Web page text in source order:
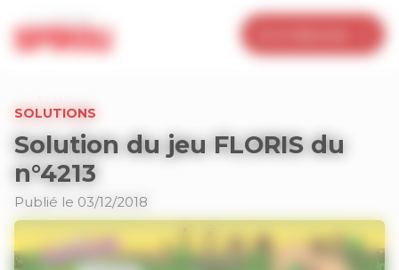
SOLUTIONS
Solution du jeu FLORIS du
n°4213
Publié le 03/12/2018